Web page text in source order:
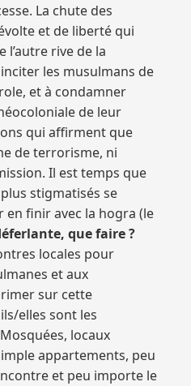
La chute des
et de liberté qui
l’autre rive de la
les musulmans de
et à condamner
de leur
qui affirment que
de terrorisme, ni
Il est temps que
stigmatisés se
finir avec la hogra (le
que faire ?
locales pour
et aux
sur cette
elles sont les
locaux
appartements, peu
et peu importe le